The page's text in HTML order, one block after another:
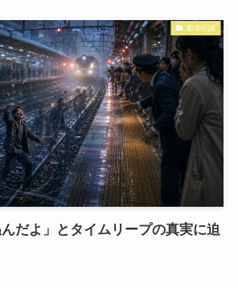
都市伝説
んだよ」とタイムリープの真実に迫